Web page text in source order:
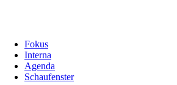
Fokus
Interna
Agenda
Schaufenster